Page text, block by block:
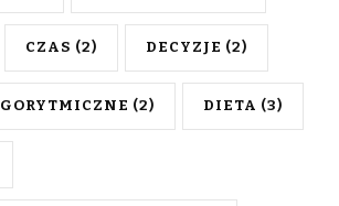
CZAS (2) DECYZJE (2)
(2) DIETA (3)